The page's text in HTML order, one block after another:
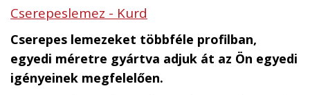
Cserepeslemez - Kurd
Cserepes lemezeket többféle profilban,
egyedi méretre gyártva adjuk át az Ön egyedi
igényeinek megfelelően.